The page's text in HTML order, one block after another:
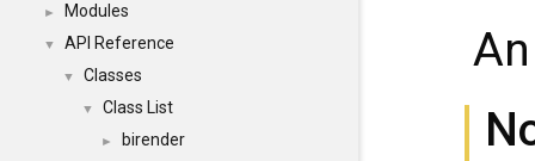
► Modules
▼ API Reference
▼ Classes
▼ Class List
► birender